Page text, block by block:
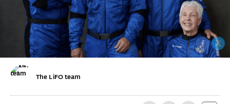
The LiFO team